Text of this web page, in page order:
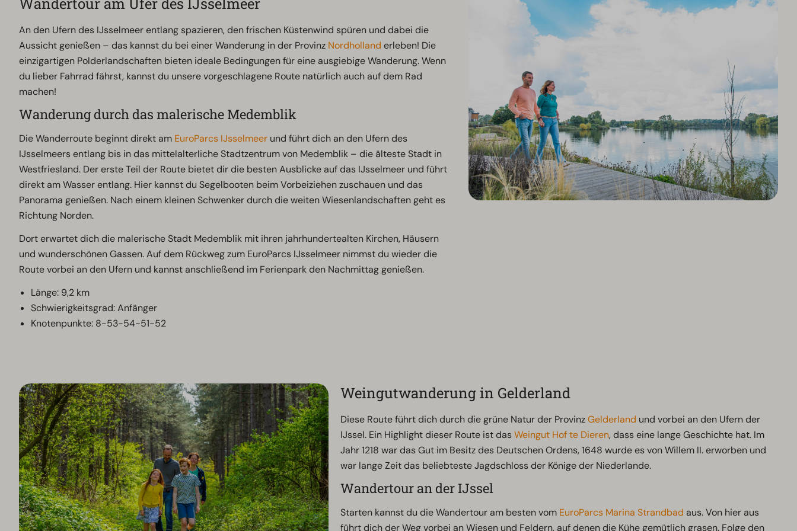
An den Ufern des IJsselmeer entlang spazieren, den frischen Küstenwind spüren und dabei die
Aussicht genießen – das kannst du bei einer Wanderung in der Provinz Nordhollanderleben! Die
einzigartigen Polderlandschaften bieten ideale Bedingungen für eine ausgiebige Wanderung. Wenn
du lieber Fahrrad fährst, kannst du unsere vorgeschlagene Route natürlich auch auf dem Rad
machen!
Wanderung durch das malerische Medemblik
Die Wanderroute beginnt direkt am EuroParcs IJsselmeer und führt dich an den Ufern des
IJsselmeers entlang bis in das mittelalterliche Stadtzentrum von Medemblik – die älteste Stadt in
Westfriesland. Der erste Teil der Route bietet dir die besten Ausblicke auf das IJsselmeer und führt
direkt am Wasser entlang. Hier kannst du Segelbooten beim Vorbeiziehen zuschauen und das
Panorama genießen. Nach einem kleinen Schwenker durch die weiten Wiesenlandschaften geht es
Richtung Norden.
Dort erwartet dich die malerische Stadt Medemblik mit ihren jahrhundertealten Kirchen, Häusern
und wunderschönen Gassen. Auf dem Rückweg zum EuroParcs IJsselmeer nimmst du wieder die
Route vorbei an den Ufern und kannst anschließend im Ferienpark den Nachmittag genießen.
Länge: 9,2 km
Schwierigkeitsgrad: Anfänger
Knotenpunkte: 8-53-54-51-52
Weingutwanderung in Gelderland
Diese Route führt dich durch die grüne Natur der ProvinzGelderland und vorbei an den Ufern der
IJssel. Ein Highlight dieser Route ist dasWeingut Hof te Dieren, dass eine lange Geschichte hat. Im
Jahr 1218 war das Gut im Besitz des Deutschen Ordens, 1648 wurde es von Willem II. erworben und
war lange Zeit das beliebteste Jagdschloss der Könige der Niederlande.
Wandertour an der IJssel
Starten kannst du die Wandertour am besten vom EuroParcs Marina Strandbad aus. Von hier aus
führt dich der Weg vorbei an Wiesen und Feldern, auf denen die Kühe gemütlich grasen. Folge den